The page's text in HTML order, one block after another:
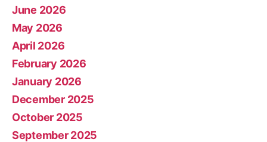
June 2026
May 2026
April 2026
February 2026
January 2026
December 2025
October 2025
September 2025